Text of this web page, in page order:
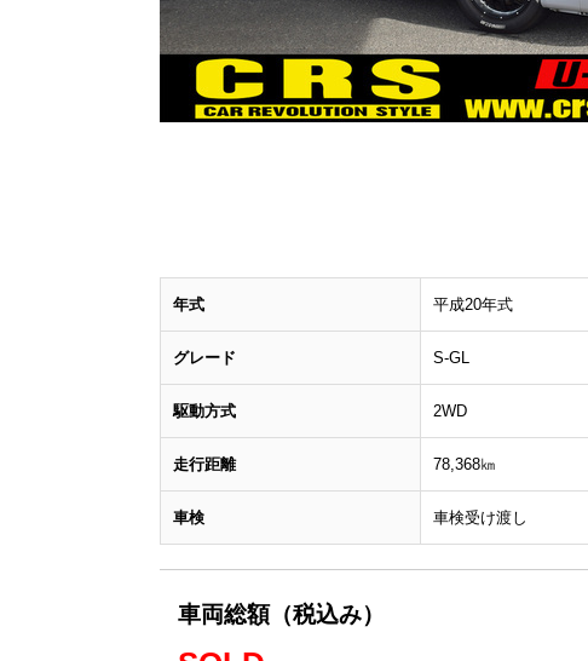
年式 平成20年式
グレード S-GL
駆動方式 2WD
走行距離 78,368㎞
車検 車検受け渡し
車両総額（税込み）